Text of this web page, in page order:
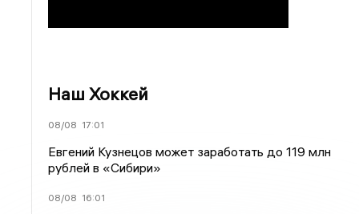
Наш Хоккей
08/08 17:01
Евгений Кузнецов может заработать до 119 млн
рублей в «Сибири»
08/08 16:01